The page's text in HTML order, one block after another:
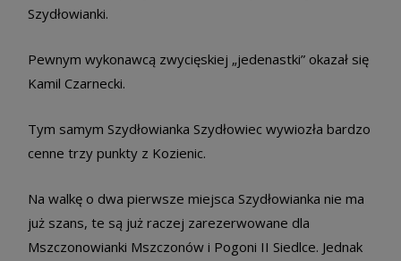
Szydłowianki.
Pewnym wykonawcą zwycięskiej „jedenastki” okazał się
Kamil Czarnecki.
Tym samym Szydłowianka Szydłowiec wywiozła bardzo
cenne trzy punkty z Kozienic.
Na walkę o dwa pierwsze miejsca Szydłowianka nie ma
już szans, te są już raczej zarezerwowane dla
Mszczonowianki Mszczonów i Pogoni II Siedlce. Jednak